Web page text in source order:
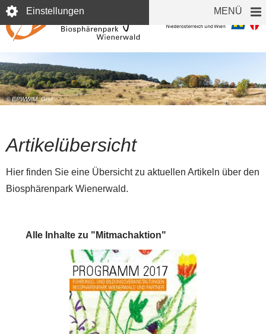
Direkt
zum
Inhalt
Einstellungen MENÜ
© BPWW/M. Graf
Artikelübersicht
Hier finden Sie eine Übersicht zu aktuellen Artikeln über den
Biosphärenpark Wienerwald.
Alle Inhalte zu "Mitmachaktion"